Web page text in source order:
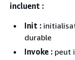
incluent :
Init :
durable
Invoke : peut